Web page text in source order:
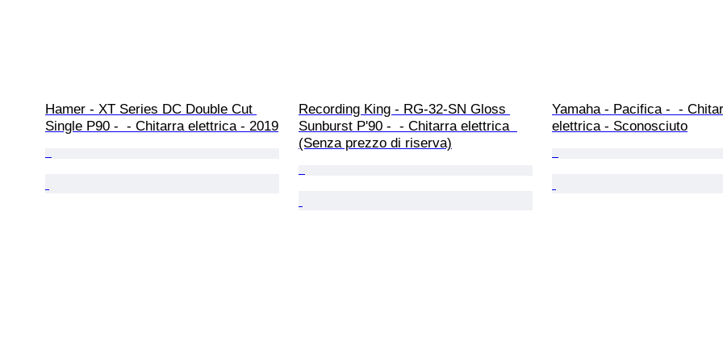
Hamer - XT Series DC Double Cut
Single P90 -  - Chitarra elettrica - 2019
Recording King - RG-32-SN Gloss
Sunburst P'90 -  - Chitarra elettrica
(Senza prezzo di riserva)
Yamaha - Pacifica -  -
elettrica - Sconosciuto